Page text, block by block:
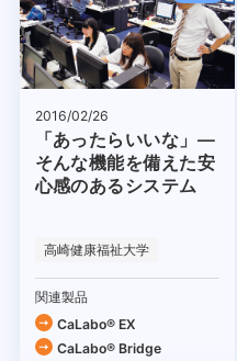
2016/02/26
「あったらいいな」―
そんな機能を備えた安
心感のあるシステム
高崎健康福祉大学
関連製品
CaLabo® EX
CaLabo® Bridge